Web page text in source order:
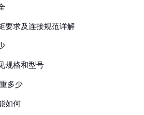
要求及连接规范详解
规格和型号
多少
如何